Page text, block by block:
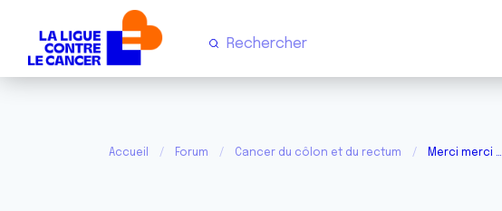
Accueil Forum Cancer du côlon et du rectum Merci merci …